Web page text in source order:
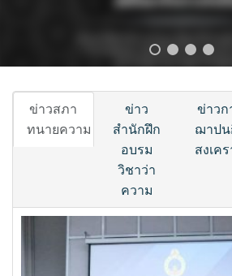
ข่าวสภา
ทนายความ
ข่าว
สำนักฝึก
อบรม
วิชาว่า
ความ
ข่าวก
ฌาปน
สงเค